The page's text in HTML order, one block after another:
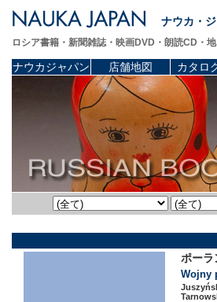
ナウカ・
ロシア書籍・新聞雑誌・映画DVD・朗読CD・
ナウカジャパン 店舗地図 カタロ
ポー
Wojny